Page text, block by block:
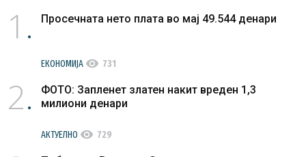
1 Просечната нето плата во мај 49.544 денари
ЕКОНОМИЈА visibility 731
2
ФОТО: Запленет златен накит вреден 1,3
милиони денари
АКТУЕЛНО visibility 729